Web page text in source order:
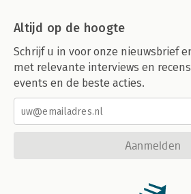
Altijd op de hoogte
Schrijf u in voor onze nieuwsbrief
met relevante interviews en
events en de beste acties.
Aanmelden